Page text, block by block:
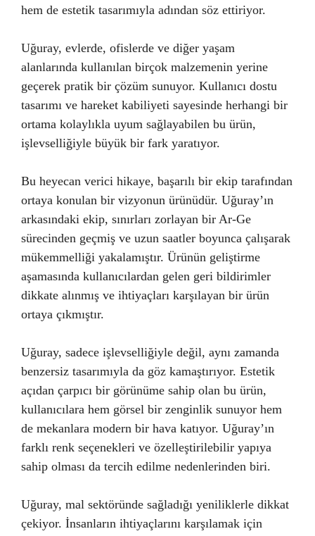
hem de estetik tasarımıyla adından söz ettiriyor.
Uğuray, evlerde, ofislerde ve diğer yaşam
alanlarında kullanılan birçok malzemenin yerine
geçerek pratik bir çözüm sunuyor. Kullanıcı dostu
tasarımı ve hareket kabiliyeti sayesinde herhangi bir
ortama kolaylıkla uyum sağlayabilen bu ürün,
işlevselliğiyle büyük bir fark yaratıyor.
Bu heyecan verici hikaye, başarılı bir ekip tarafından
ortaya konulan bir vizyonun ürünüdür. Uğuray’ın
arkasındaki ekip, sınırları zorlayan bir Ar-Ge
sürecinden geçmiş ve uzun saatler boyunca çalışarak
mükemmelliği yakalamıştır. Ürünün geliştirme
aşamasında kullanıcılardan gelen geri bildirimler
dikkate alınmış ve ihtiyaçları karşılayan bir ürün
ortaya çıkmıştır.
Uğuray, sadece işlevselliğiyle değil, aynı zamanda
benzersiz tasarımıyla da göz kamaştırıyor. Estetik
açıdan çarpıcı bir görünüme sahip olan bu ürün,
kullanıcılara hem görsel bir zenginlik sunuyor hem
de mekanlara modern bir hava katıyor. Uğuray’ın
farklı renk seçenekleri ve özelleştirilebilir yapıya
sahip olması da tercih edilme nedenlerinden biri.
Uğuray, mal sektöründe sağladığı yeniliklerle dikkat
çekiyor. İnsanların ihtiyaçlarını karşılamak için